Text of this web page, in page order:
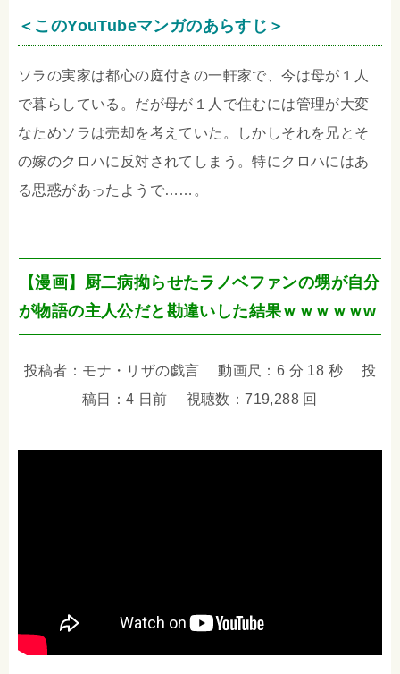
＜このYouTubeマンガのあらすじ＞
ソラの実家は都心の庭付きの一軒家で、今は母が１人
で暮らしている。だが母が１人で住むには管理が大変
なためソラは売却を考えていた。しかしそれを兄とそ
の嫁のクロハに反対されてしまう。特にクロハにはあ
る思惑があったようで……。
【漫画】厨二病拗らせたラノベファンの甥が自分
が物語の主人公だと勘違いした結果ｗｗｗｗｗw
投稿者：モナ・リザの戯言 動画尺：6 分 18 秒 投
稿日：4 日前 視聴数：719,288 回